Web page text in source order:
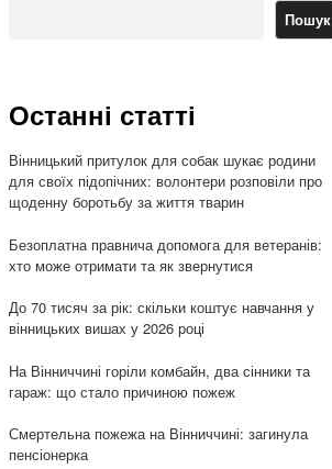
Пошук
Останні статті
Вінницький притулок для собак шукає родини
для своїх підопічних: волонтери розповіли про
щоденну боротьбу за життя тварин
Безоплатна правнича допомога для ветеранів:
хто може отримати та як звернутися
До 70 тисяч за рік: скільки коштує навчання у
вінницьких вишах у 2026 році
На Вінниччині горіли комбайн, два сінники та
гараж: що стало причиною пожеж
Смертельна пожежа на Вінниччині: загинула
пенсіонерка